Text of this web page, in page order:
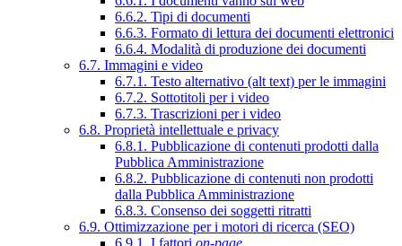
6.6.2. Tipi di documenti
6.6.3. Formato di lettura dei documenti elettronici
6.6.4. Modalità di produzione dei documenti
6.7. Immagini e video
6.7.1. Testo alternativo (alt text) per le immagini
6.7.2. Sottotitoli per i video
6.7.3. Trascrizioni per i video
6.8. Proprietà intellettuale e privacy
6.8.1. Pubblicazione di contenuti prodotti dalla
Pubblica Amministrazione
6.8.2. Pubblicazione di contenuti non prodotti
dalla Pubblica Amministrazione
6.8.3. Consenso dei soggetti ritratti
6.9. Ottimizzazione per i motori di ricerca (SEO)
6.9.1. I fattori on-page